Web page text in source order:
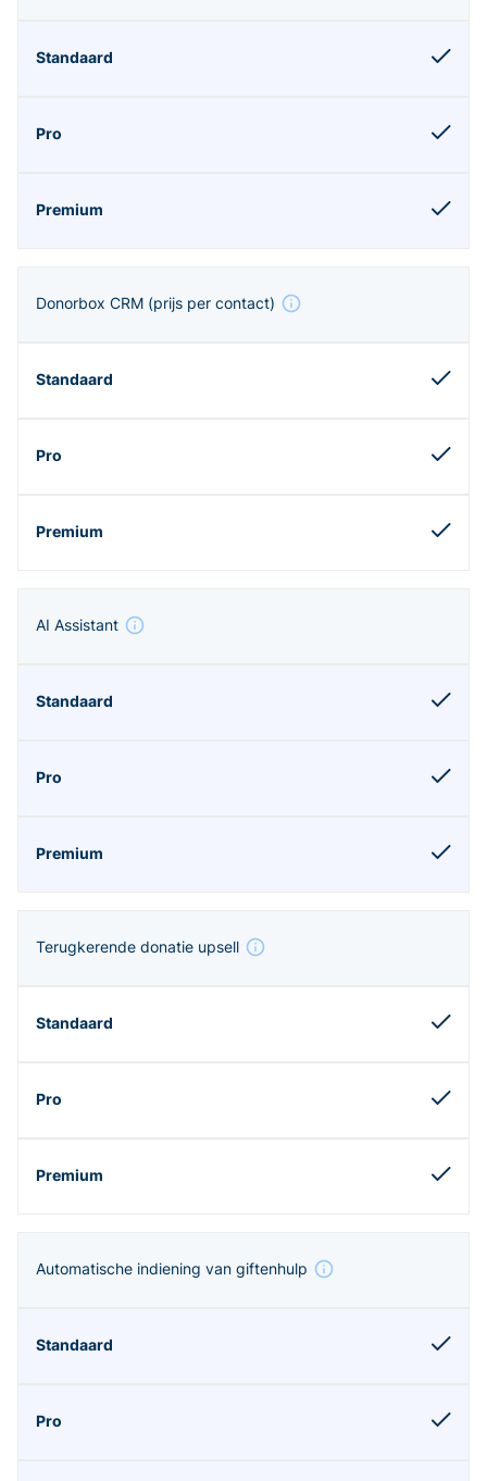
Donorbox CRM (prijs per contact)
AI Assistant
Terugkerende donatie upsell
Automatische indiening van giftenhulp